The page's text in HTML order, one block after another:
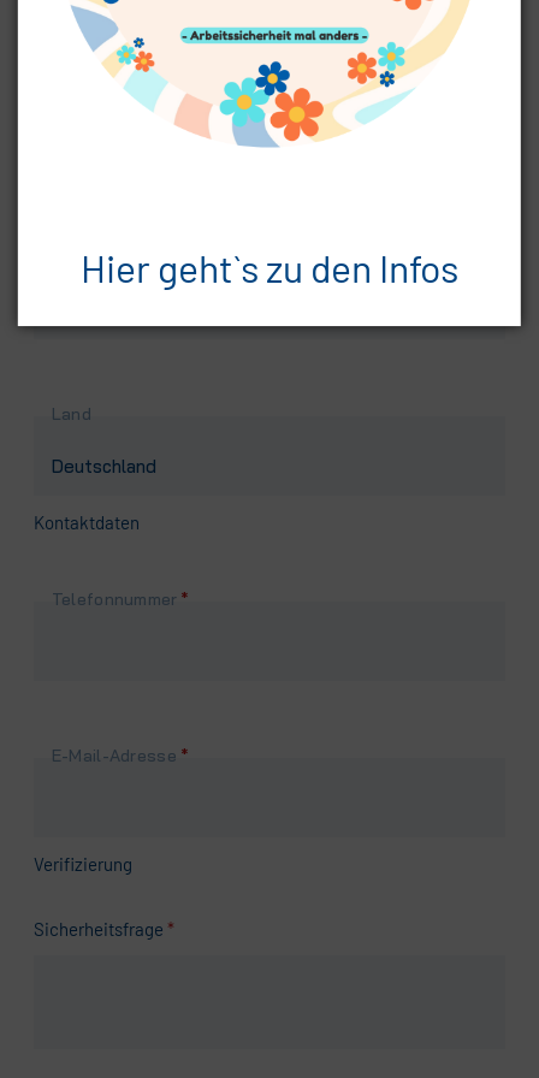
Pflichtfeld
Postleitzahl *
Pflichtfeld
*
Land
Kontaktdaten
Pflichtfeld
Telefonnummer *
Pflichtfeld
E-Mail-Adresse *
Verifizierung
Pflichtfeld
Sicherheitsfrage *
Hier geht`s zu den Infos